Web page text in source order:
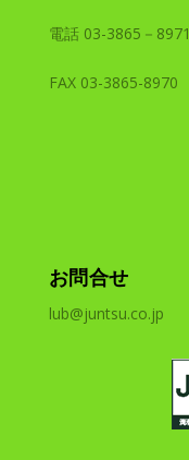
電話 03-3865－8971
FAX 03-3865-8970
お問合せ
lub@juntsu.co.jp